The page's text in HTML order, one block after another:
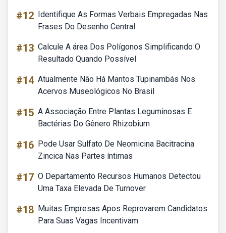
#12 Identifique As Formas Verbais Empregadas Nas
Frases Do Desenho Central
#13 Calcule A área Dos Polígonos Simplificando O
Resultado Quando Possível
#14 Atualmente Não Há Mantos Tupinambás Nos
Acervos Museológicos No Brasil
#15 A Associação Entre Plantas Leguminosas E
Bactérias Do Gênero Rhizobium
#16 Pode Usar Sulfato De Neomicina Bacitracina
Zincica Nas Partes íntimas
#17 O Departamento Recursos Humanos Detectou
Uma Taxa Elevada De Turnover
#18 Muitas Empresas Apos Reprovarem Candidatos
Para Suas Vagas Incentivam